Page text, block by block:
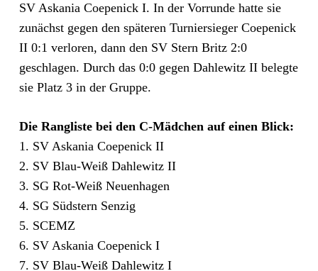
SV Askania Coepenick I. In der Vorrunde hatte sie
zunächst gegen den späteren Turniersieger Coepenick
II 0:1 verloren, dann den SV Stern Britz 2:0
geschlagen. Durch das 0:0 gegen Dahlewitz II belegte
sie Platz 3 in der Gruppe.
Die Rangliste bei den C-Mädchen auf einen Blick:
1. SV Askania Coepenick II
2. SV Blau-Weiß Dahlewitz II
3. SG Rot-Weiß Neuenhagen
4. SG Südstern Senzig
5. SCEMZ
6. SV Askania Coepenick I
7. SV Blau-Weiß Dahlewitz I